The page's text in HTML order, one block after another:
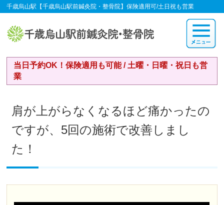
千歳烏山駅【千歳烏山駅前鍼灸院・整骨院】保険適用可/土日祝も営業
当日予約OK！保険適用も可能 / 土曜・日曜・祝日も営
業
肩が上がらなくなるほど痛かったの
ですが、5回の施術で改善しまし
た！